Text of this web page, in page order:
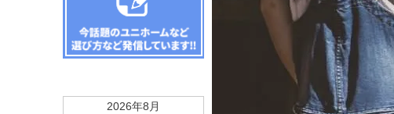
2026年8月